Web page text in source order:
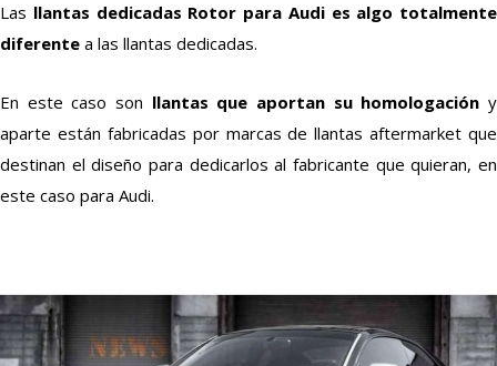
Las llantas dedicadas Rotor para Audi es algo totalmente
diferente a las llantas dedicadas.
En este caso son llantas que aportan su homologación y
aparte están fabricadas por marcas de llantas aftermarket que
destinan el diseño para dedicarlos al fabricante que quieran, en
este caso para Audi.